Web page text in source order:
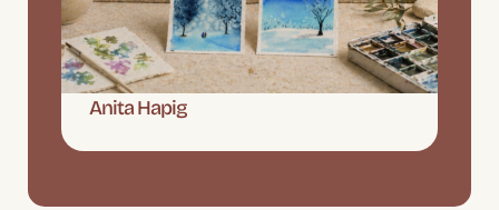
Anita Hapig